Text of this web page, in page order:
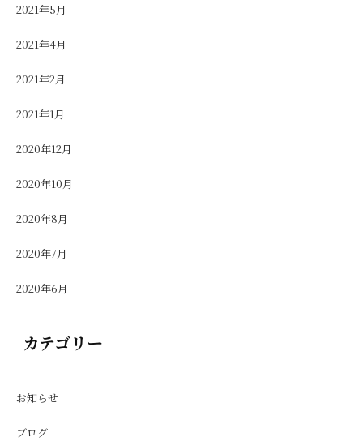
2021年5月
2021年4月
2021年2月
2021年1月
2020年12月
2020年10月
2020年8月
2020年7月
2020年6月
カテゴリー
お知らせ
ブログ